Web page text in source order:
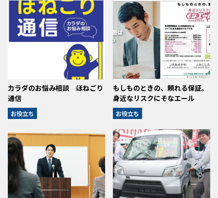
カラダのお悩み相談 ほねごり
通信
お役立ち
もしものときの、頼れる保証。
身近なリスクにそなエール
お役立ち